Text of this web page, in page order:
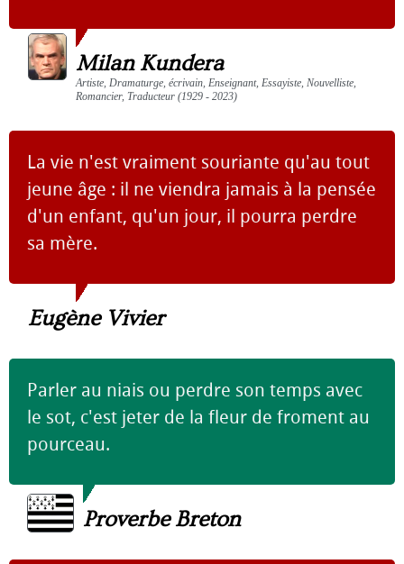
Milan Kundera
Artiste, Dramaturge, écrivain, Enseignant, Essayiste, Nouvelliste,
Romancier, Traducteur (1929 - 2023)
La vie n'est vraiment souriante qu'au tout
jeune âge : il ne viendra jamais à la pensée
d'un enfant, qu'un jour, il pourra perdre
sa mère.
Eugène Vivier
Parler au niais ou perdre son temps avec
le sot, c'est jeter de la fleur de froment au
pourceau.
Proverbe Breton